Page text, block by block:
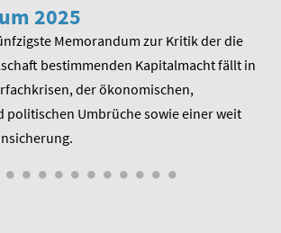
2025
Memorandum zur Kritik der die
bestimmenden Kapitalmacht fällt in
der ökonomischen,
politischen Umbrüche sowie einer weit